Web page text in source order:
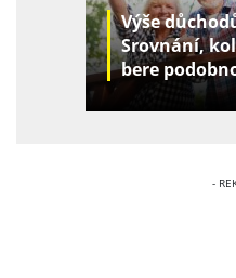
Výše
Srovnání,
bere